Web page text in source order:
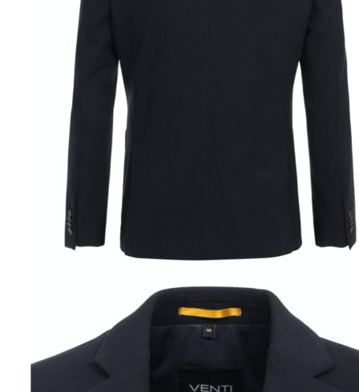
Naisten housut
Naisten housut
Naisten farkut
Caprit ja shortsit
Naisten asusteet
Vyöt ja korut
Naisten päähineet, huivit ja käsineet
Naisten yöasut ja alusvaatteet
Naisten alusvaatteet
Sukat ja sukkahousut
Naisten yöasut
Naisten aamutakit ja kylpytakit
Naisten takit
Naisten kevät-ja syystakit
Naisten nahkatakit
Lasten paidat
Lasten paidat
Lasten kauluspaidat
Lasten colleget ja hupparit